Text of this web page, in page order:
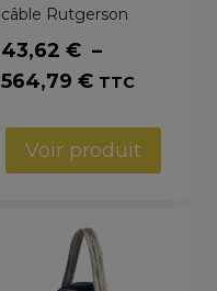
câble Rutgerson
43,62 € –
564,79 €Plage
prix :
43,62 €
564,79 €
TTC
Voir produit